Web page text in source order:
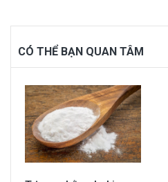
CÓ THỂ BẠN QUAN TÂM